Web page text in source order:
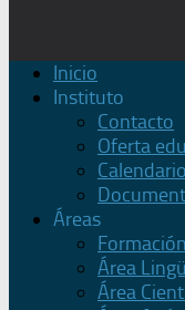
Inicio
Instituto
Contacto
Oferta
Áreas
Área
Área